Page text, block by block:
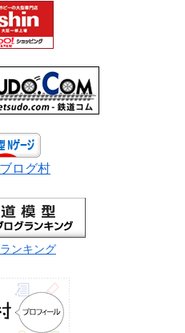
ログ村
ンキング